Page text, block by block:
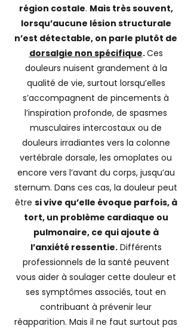
région costale. Mais très souvent,
lorsqu’aucune lésion structurale
n’est détectable, on parle plutôt de
dorsalgie non spécifique.Ces
douleurs nuisent grandement à la
qualité de vie, surtout lorsqu’elles
s’accompagnent de pincements à
l’inspiration profonde, de spasmes
musculaires intercostaux ou de
douleurs irradiantes vers la colonne
vertébrale dorsale, les omoplates ou
encore vers l’avant du corps, jusqu’au
sternum. Dans ces cas, la douleur peut
être si vive qu’elle évoque parfois, à
tort, un problème cardiaque ou
pulmonaire, ce qui ajoute à
l’anxiété ressentie.Différents
professionnels de la santé peuvent
vous aider à soulager cette douleur et
ses symptômes associés, tout en
contribuant à prévenir leur
réapparition. Mais il ne faut surtout pas